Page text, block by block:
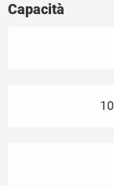
Capacità